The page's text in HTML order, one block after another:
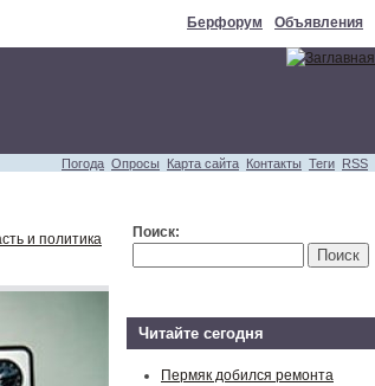
Берфорум Объявления
Погода Опросы Карта сайта Контакты Теги RSS
и политика Поиск:
Читайте сегодня
Пермяк добился ремонта